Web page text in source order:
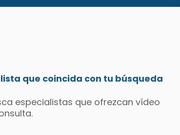
que coincida con tu búsqueda
especialistas que ofrezcan vídeo